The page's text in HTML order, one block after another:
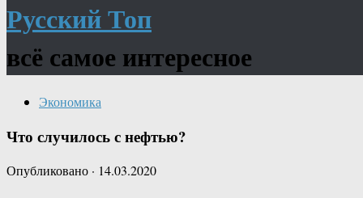
Русский Топ
всё самое интересное
Экономика
Что случилось с нефтью?
Опубликовано · 14.03.2020